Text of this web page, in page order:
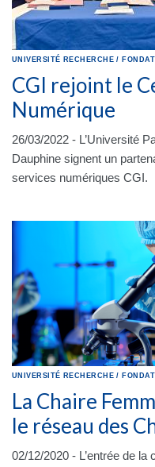
UNIVERSITÉ RECHERCHE /
CGI rejoint le
Numérique
26/03/2022 - L’Université
Dauphine signent un
services numériques CGI.
UNIVERSITÉ RECHERCHE /
La Chaire
le réseau des
02/12/2020 - L’entrée de